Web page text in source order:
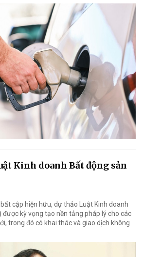
Kinh doanh Bất động sản
cập hiện hữu, dự thảo Luật Kinh doanh
được kỳ vọng tạo nền tảng pháp lý cho các
trong đó có khai thác và giao dịch không